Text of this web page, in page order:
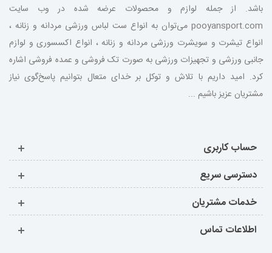
باشد. از جمله لوازم و محصولات عرضه شده در وب سایت
pooyansport.com می‌توان به انواع ست لباس ورزشی مردانه و زنانه ،
انواع تیشرت و سویشرت ورزشی مردانه و زنانه ، انواع اکسسوری و لوازم
جانبی ورزشی و تجهیزات ورزشی به صورت تک فروشی و عمده فروشی اشاره
کرد. امید داریم با تلاش و توکل بر خدای متعال بتوانیم پاسخ‌گوی نیاز
مشتریان عزیز باشیم ...
حساب کاربری
دسترسی سریع
خدمات مشتریان
اطلاعات تماس